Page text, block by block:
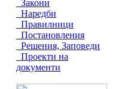
Закони
Наредби
Правилници
Постановления
Решения, Заповеди
Проекти на
документи